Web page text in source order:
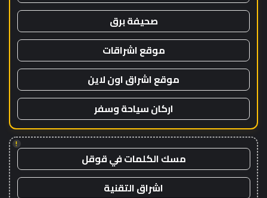
صحيفة برق
موقع اشراقات
موقع اشراق اون لاين
اركان سياحة وسفر
!
مسك الكلمات في قوقل
اشراق التقنية